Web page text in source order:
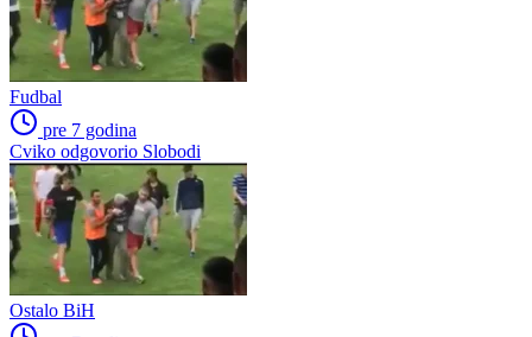
Fudbal
pre 7 godina
Cviko odgovorio Slobodi
Ostalo BiH